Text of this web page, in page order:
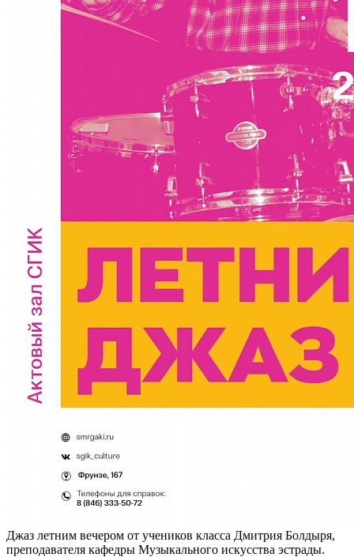
Джаз летним вечером от учеников класса Дмитрия Болдыря,
преподавателя кафедры Музыкального искусства эстрады.